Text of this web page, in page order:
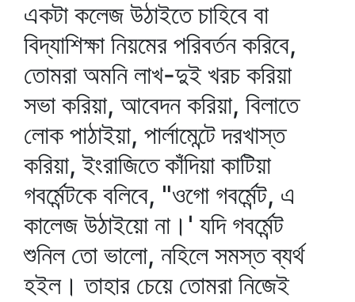
একটা কলেজ উঠাইতে চাহিবে বা
বিদ্যাশিক্ষা নিয়মের পরিবর্তন করিবে,
তোমরা অমনি লাখ-দুই খরচ করিয়া
সভা করিয়া, আবেদন করিয়া, বিলাতে
লোক পাঠাইয়া, পার্লামেন্টে দরখাস্ত
করিয়া, ইংরাজিতে কাঁদিয়া কাটিয়া
গবর্মেন্টকে বলিবে, "ওগো গবর্মেন্ট, এ
কালেজ উঠাইয়ো না।' যদি গবর্মেন্ট
শুনিল তো ভালো, নহিলে সমস্ত ব্যর্থ
হইল। তাহার চেয়ে তোমরা নিজেই